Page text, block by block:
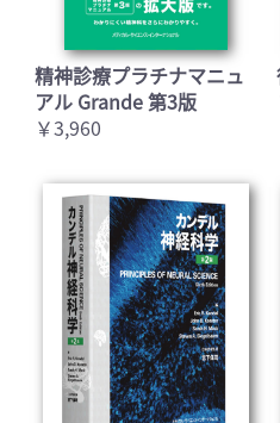
精神診療プラチナマニュ
アル Grande 第3版
￥3,960